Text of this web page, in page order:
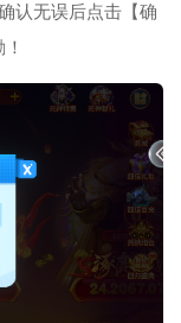
认无误后点击【确